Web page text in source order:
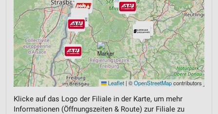
Leaflet | ©OpenStreetMapcontributors
Klicke auf das Logo der Filiale in der Karte, um mehr
Informationen (Öffnungszeiten & Route) zur Filiale zu